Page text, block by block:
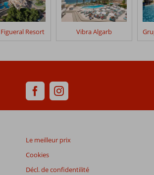
Resort Vibra Algarb
Le meilleur prix
Cookies
Décl. de confidentilité